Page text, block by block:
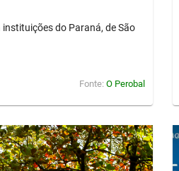
do Paraná, de São
Fonte: O Perobal